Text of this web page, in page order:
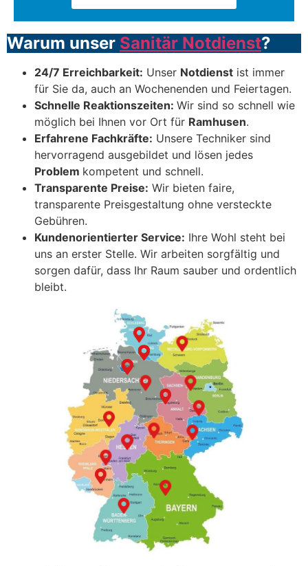
Warum unser Sanitär Notdienst?
24/7 Erreichbarkeit: Unser Notdienst ist immer
für Sie da, auch an Wochenenden und Feiertagen.
Schnelle Reaktionszeiten: Wir sind so schnell wie
möglich bei Ihnen vor Ort für Ramhusen.
Erfahrene Fachkräfte: Unsere Techniker sind
hervorragend ausgebildet und lösen jedes
Problem kompetent und schnell.
Transparente Preise: Wir bieten faire,
transparente Preisgestaltung ohne versteckte
Gebühren.
Kundenorientierter Service: Ihre Wohl steht bei
uns an erster Stelle. Wir arbeiten sorgfältig und
sorgen dafür, dass Ihr Raum sauber und ordentlich
bleibt.